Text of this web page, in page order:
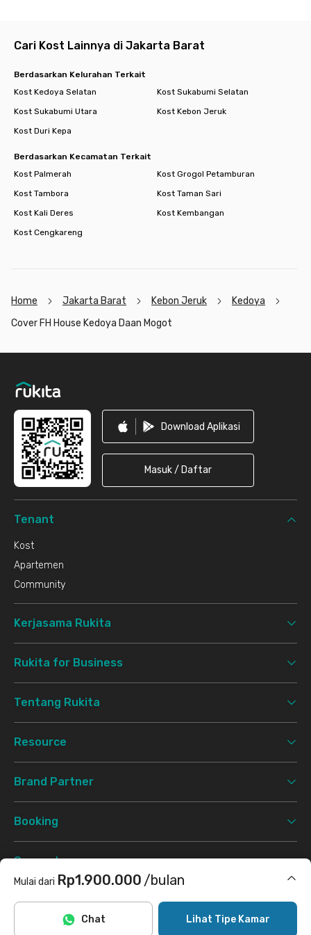
Mulai dari Rp1.900.000 /bulan
Termasuk internet/wifi
Lihat Tipe Kamar
Chat
Cari Kost Lainnya di Jakarta Barat
Berdasarkan Kelurahan Terkait
Kost Kedoya Selatan
Kost Sukabumi Selatan
Kost Sukabumi Utara
Kost Kebon Jeruk
Kost Duri Kepa
Berdasarkan Kecamatan Terkait
Kost Palmerah
Kost Grogol Petamburan
Kost Tambora
Kost Taman Sari
Kost Kali Deres
Kost Kembangan
Kost Cengkareng
Home Jakarta Barat Kebon Jeruk
Kedoya
Cover FH House Kedoya Daan Mogot
Download Aplikasi
Masuk / Daftar
Tenant
Kost
Apartemen
Community
Kerjasama Rukita
Rukita for Business
Tentang Rukita
Resource
Brand Partner
Booking
Support
Syarat & Ketentuan Kebijakan Privasi
InstagramTwitter TikTok